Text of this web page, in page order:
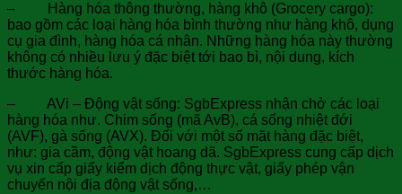
– Hàng hóa thông thường, hàng khô (Grocery cargo):
bao gồm các loại hàng hóa bình thường như hàng khô, dụng
cụ gia đình, hàng hóa cá nhân. Những hàng hóa này thường
không có nhiều lưu ý đặc biệt tới bao bì, nội dung, kích
thước hàng hóa.
– AVi – Động vật sống: SgbExpress nhận chở các loại
hàng hóa như. Chim sống (mã AvB), cá sống nhiệt đới
(AVF), gà sống (AVX). Đối với một số măt hàng đặc biệt,
như: gia cầm, động vật hoang dã. SgbExpress cung cấp dịch
vụ xin cấp giấy kiểm dịch động thực vật, giấy phép vận
chuyển nội địa động vật sống,…